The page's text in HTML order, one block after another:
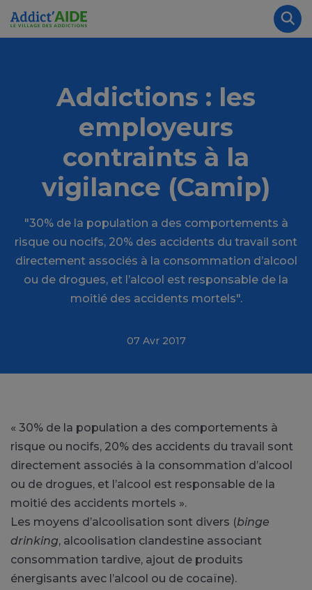
Aller au contenu principal
Addictions : les
employeurs
contraints à la
vigilance (Camip)
"30% de la population a des comportements à
risque ou nocifs, 20% des accidents du travail sont
directement associés à la consommation d’alcool
ou de drogues, et l’alcool est responsable de la
moitié des accidents mortels".
07 Avr 2017
« 30% de la population a des comportements à
risque ou nocifs, 20% des accidents du travail sont
directement associés à la consommation d’alcool
ou de drogues, et l’alcool est responsable de la
moitié des accidents mortels ».
Les moyens d’alcoolisation sont divers (binge
drinking, alcoolisation clandestine associant
consommation tardive, ajout de produits
énergisants avec l’alcool ou de cocaïne).
Panneau de gestion des cookies